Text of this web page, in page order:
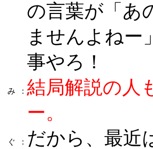
の言葉が「あ
ませんよねー
事やろ！
み ： 結局解説の人
ー。
ぐ ： だから、最近